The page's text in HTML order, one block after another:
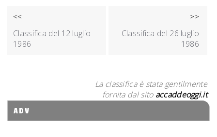
NAVIGAZIONE
ARTICOLI
<<
Classifica del 12 luglio
1986
>>
Classifica del 26 luglio
1986
La classifica è stata gentilmente
fornita dal sito accaddeoggi.it
ADV